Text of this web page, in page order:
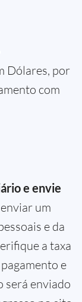
Dólares, por
com
e envie
um
e da
a taxa
e
será enviado